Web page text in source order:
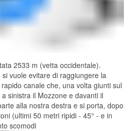
2533 m (vetta occidentale).
vuole evitare di raggiungere la
canale che, una volta giunti sul
sinistra il Mozzone e davanti il
alla nostra destra e si porta, dopo
(ultimi 50 metri ripidi - 45° - e in
scomodi